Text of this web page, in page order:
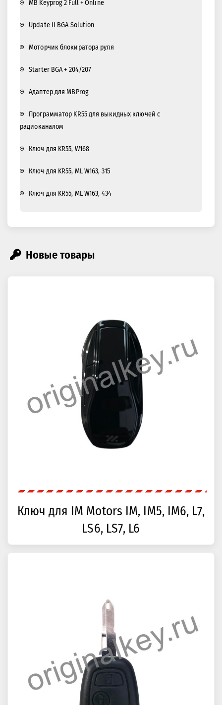
MB Keyprog 2 Full + Online
Update II BGA Solution
Моторчик блокиратора руля
Starter BGA + 204/207
Адаптер для MBProg
Программатор KR55 для выкидных ключей с
радиоканалом
Ключ для KR55, W168
Ключ для KR55, ML W163, 315
Ключ для KR55, ML W163, 434
Новые товары
Ключ для IM Motors IM, IM5, IM6, L7,
LS6, LS7, L6